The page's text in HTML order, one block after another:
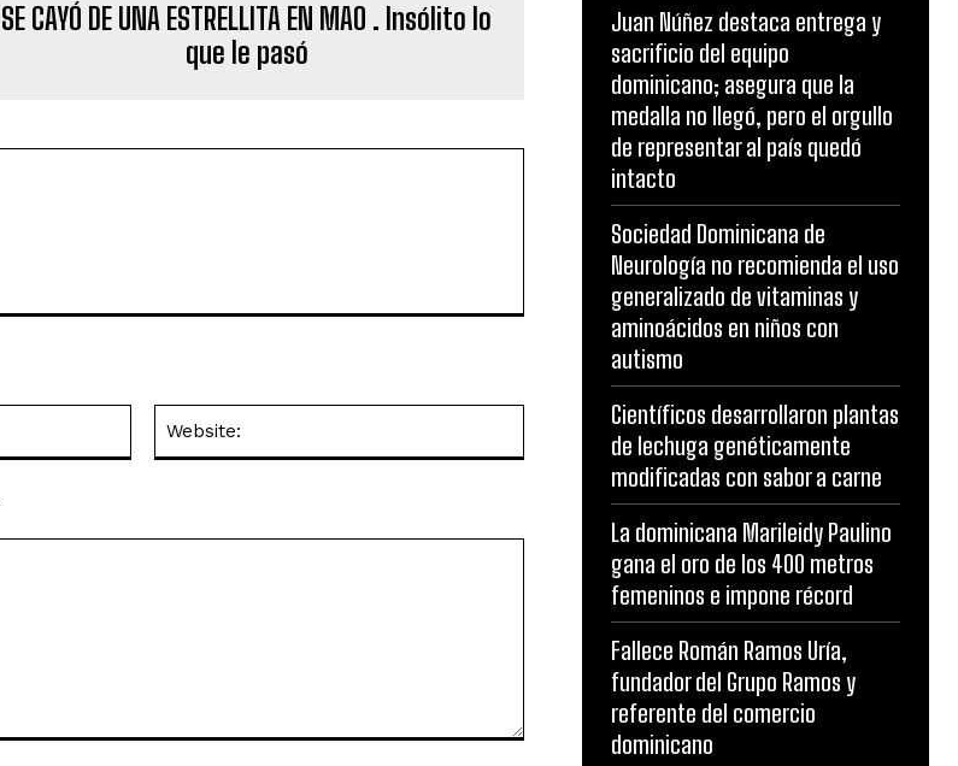
SE CAYÓ DE UNA ESTRELLITA EN MAO . Insólito lo
que le pasó
Juan Núñez destaca entrega y
sacrificio del equipo
dominicano; asegura que la
medalla no llegó, pero el orgullo
de representar al país quedó
intacto
Sociedad Dominicana de
Neurología no recomienda el uso
generalizado de vitaminas y
aminoácidos en niños con
autismo
Científicos desarrollaron plantas
de lechuga genéticamente
modificadas con sabor a carne
La dominicana Marileidy Paulino
gana el oro de los 400 metros
femeninos e impone récord
Fallece Román Ramos Uría,
fundador del Grupo Ramos y
referente del comercio
dominicano